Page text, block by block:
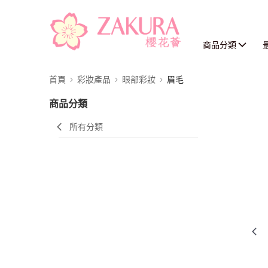
商品分類
首頁 彩妝產品 眼部彩妝 眉毛
商品分類
所有分類